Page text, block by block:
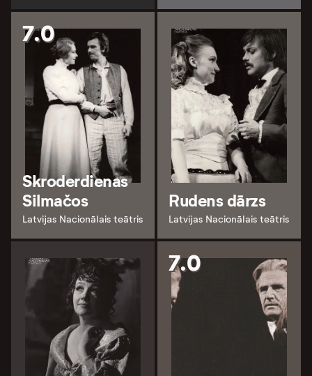
7.0
Skroderdienas
Silmačos
Latvijas Nacionālais teātris
Rudens dārzs
Latvijas Nacionālais teātris
7.0